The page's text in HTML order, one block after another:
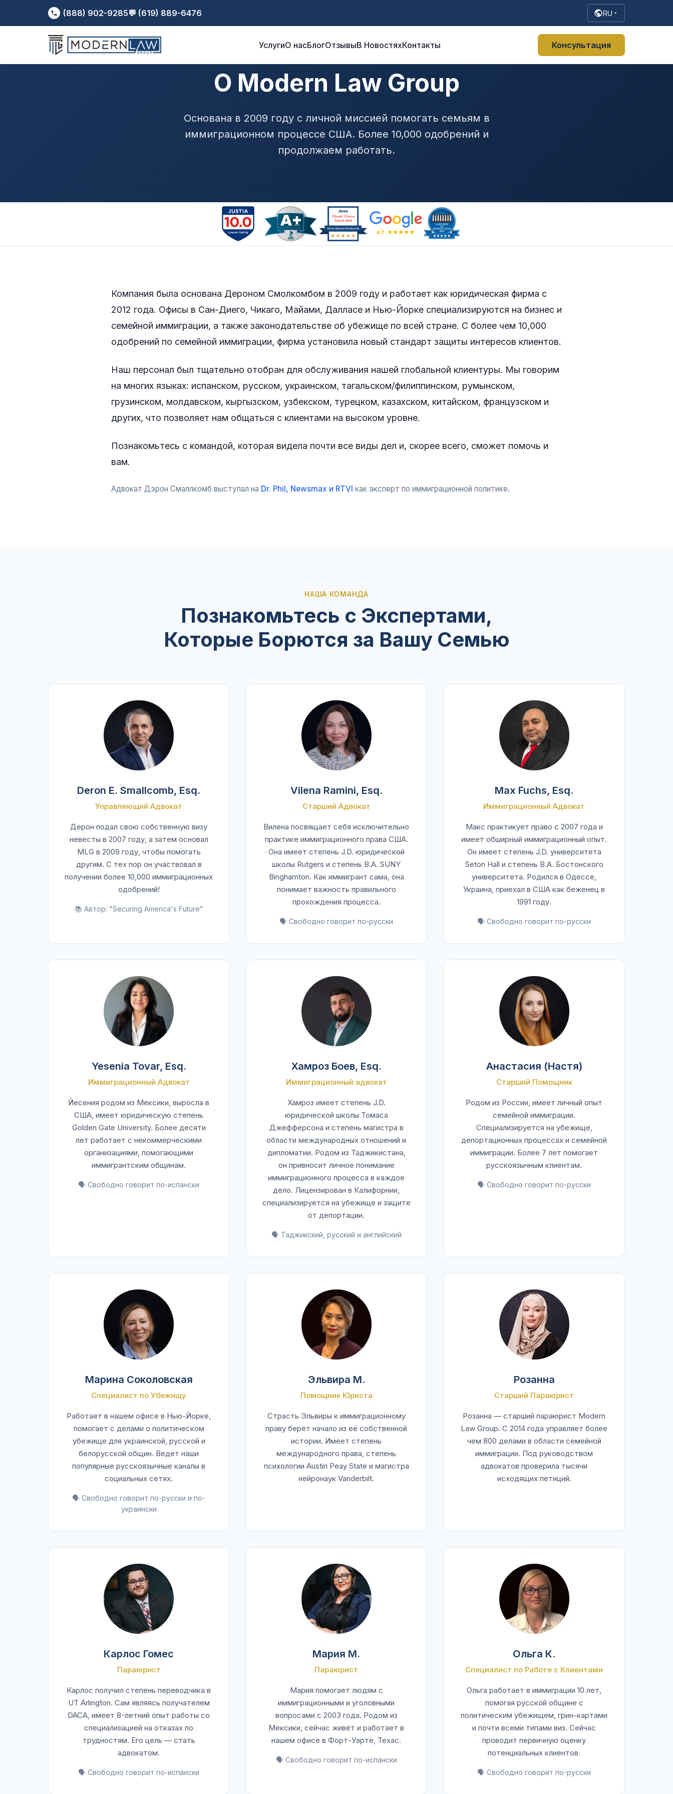
(888) 902-9285💬 (619) 889-6476 RU
УслугиО насБлогОтзывыВ НовостяхКонтакты Консультация
О Modern Law Group
Основана в 2009 году с личной миссией помогать семьям в
иммиграционном процессе США. Более 10,000 одобрений и
продолжаем работать.
Компания была основана Дероном Смолкомбом в 2009 году и работает как юридическая фирма с
2012 года. Офисы в Сан-Диего, Чикаго, Майами, Далласе и Нью-Йорке специализируются на бизнес и
семейной иммиграции, а также законодательстве об убежище по всей стране. С более чем 10,000
одобрений по семейной иммиграции, фирма установила новый стандарт защиты интересов клиентов.
Наш персонал был тщательно отобран для обслуживания нашей глобальной клиентуры. Мы говорим
на многих языках: испанском, русском, украинском, тагальском/филиппинском, румынском,
грузинском, молдавском, кыргызском, узбекском, турецком, казахском, китайском, французском и
других, что позволяет нам общаться с клиентами на высоком уровне.
Познакомьтесь с командой, которая видела почти все виды дел и, скорее всего, сможет помочь и
вам.
Адвокат Дэрон Смаллкомб выступал на Dr. Phil, Newsmax и RTVI как эксперт по иммиграционной политике.
НАША КОМАНДА
Познакомьтесь с Экспертами,
Которые Борются за Вашу Семью
Deron E. Smallcomb, Esq.
Управляющий Адвокат
Дерон подал свою собственную визу
невесты в 2007 году, а затем основал
MLG в 2009 году, чтобы помогать
другим. С тех пор он участвовал в
получении более 10,000 иммиграционных
одобрений!
📚 Автор: "Securing America's Future"
Vilena Ramini, Esq.
Старший Адвокат
Вилена посвящает себя исключительно
практике иммиграционного права США.
Она имеет степень J.D. юридической
школы Rutgers и степень B.A. SUNY
Binghamton. Как иммигрант сама, она
понимает важность правильного
прохождения процесса.
🗣️ Свободно говорит по-русски
Max Fuchs, Esq.
Иммиграционный Адвокат
Макс практикует право с 2007 года и
имеет обширный иммиграционный опыт.
Он имеет степень J.D. университета
Seton Hall и степень B.A. Бостонского
университета. Родился в Одессе,
Украина, приехал в США как беженец в
1991 году.
🗣️ Свободно говорит по-русски
Yesenia Tovar, Esq.
Иммиграционный Адвокат
Йесения родом из Мексики, выросла в
США, имеет юридическую степень
Golden Gate University. Более десяти
лет работает с некоммерческими
организациями, помогающими
иммигрантским общинам.
🗣️ Свободно говорит по-испански
Хамроз Боев, Esq.
Иммиграционный адвокат
Хамроз имеет степень J.D.
юридической школы Томаса
Джефферсона и степень магистра в
области международных отношений и
дипломатии. Родом из Таджикистана,
он привносит личное понимание
иммиграционного процесса в каждое
дело. Лицензирован в Калифорнии,
специализируется на убежище и защите
от депортации.
🗣️ Таджикский, русский и английский
Анастасия (Настя)
Старший Помощник
Родом из России, имеет личный опыт
семейной иммиграции.
Специализируется на убежище,
депортационных процессах и семейной
иммиграции. Более 7 лет помогает
русскоязычным клиентам.
🗣️ Свободно говорит по-русски
Марина Соколовская
Специалист по Убежищу
Работает в нашем офисе в Нью-Йорке,
помогает с делами о политическом
убежище для украинской, русской и
белорусской общин. Ведёт наши
популярные русскоязычные каналы в
социальных сетях.
🗣️ Свободно говорит по-русски и по-
украински
Эльвира М.
Помощник Юриста
Страсть Эльвиры к иммиграционному
праву берёт начало из её собственной
истории. Имеет степень
международного права, степень
психологии Austin Peay State и магистра
нейронаук Vanderbilt.
Розанна
Старший Параюрист
Розанна — старший параюрист Modern
Law Group. С 2014 года управляет более
чем 800 делами в области семейной
иммиграции. Под руководством
адвокатов проверила тысячи
исходящих петиций.
Карлос Гомес
Параюрист
Карлос получил степень переводчика в
UT Arlington. Сам являясь получателем
DACA, имеет 8-летний опыт работы со
специализацией на отказах по
трудностям. Его цель — стать
адвокатом.
🗣️ Свободно говорит по-испански
Мария М.
Параюрист
Мария помогает людям с
иммиграционными и уголовными
вопросами с 2003 года. Родом из
Мексики, сейчас живёт и работает в
нашем офисе в Форт-Уэрте, Техас.
🗣️ Свободно говорит по-испански
Ольга К.
Специалист по Работе с Клиентами
Ольга работает в иммиграции 10 лет,
помогая русской общине с
политическим убежищем, грин-картами
и почти всеми типами виз. Сейчас
проводит первичную оценку
потенциальных клиентов.
🗣️ Свободно говорит по-русски